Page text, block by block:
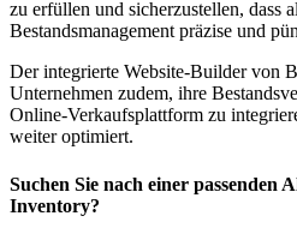
zu erfüllen und sicherzustellen, dass
Bestandsmanagement präzise und
Der integrierte Website-Builder von
Unternehmen zudem, ihre
Online-Verkaufsplattform zu
weiter optimiert.
Suchen Sie nach einer passenden
Inventory?